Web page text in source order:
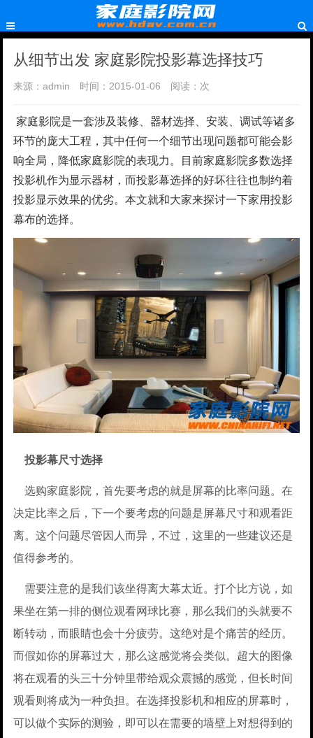
从细节出发 家庭影院投影幕选择技巧
来源：admin 时间：2015-01-06 阅读： 次
家庭影院是一套涉及装修、器材选择、安装、调试等诸多
环节的庞大工程，其中任何一个细节出现问题都可能会影
响全局，降低家庭影院的表现力。目前家庭影院多数选择
投影机作为显示器材，而投影幕选择的好坏往往也制约着
投影显示效果的优劣。本文就和大家来探讨一下家用投影
幕布的选择。
投影幕尺寸选择
选购家庭影院，首先要考虑的就是屏幕的比率问题。在
决定比率之后，下一个要考虑的问题是屏幕尺寸和观看距
离。这个问题尽管因人而异，不过，这里的一些建议还是
值得参考的。
需要注意的是我们该坐得离大幕太近。打个比方说，如
果坐在第一排的侧位观看网球比赛，那么我们的头就要不
断转动，而眼睛也会十分疲劳。这绝对是个痛苦的经历。
而假如你的屏幕过大，那么这感觉将会类似。超大的图像
将在观看的头三十分钟里带给观众震撼的感觉，但长时间
观看则将成为一种负担。在选择投影机和相应的屏幕时，
可以做个实际的测验，即可以在需要的墙壁上对想得到的